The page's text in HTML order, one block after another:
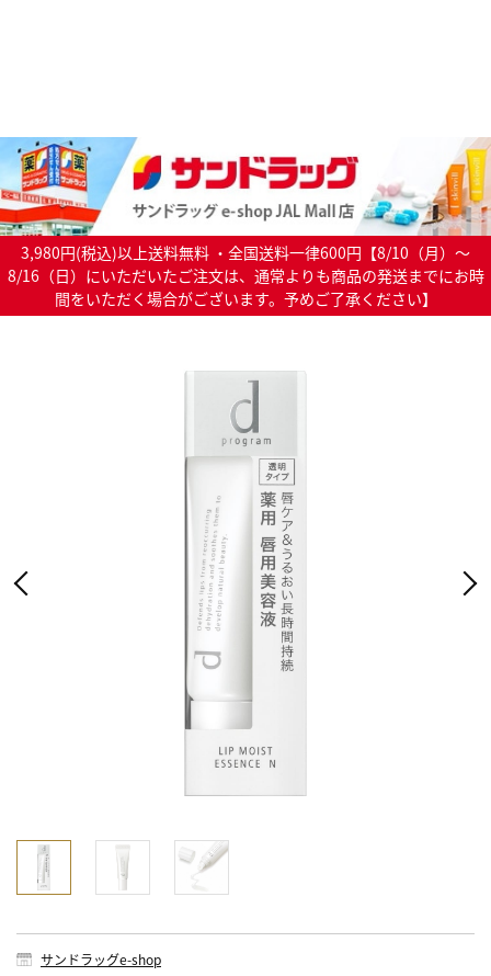
3,980円(税込)以上送料無料 ・全国送料一律600円【8/10（月）～
8/16（日）にいただいたご注文は、通常よりも商品の発送までにお時
間をいただく場合がございます。予めご了承ください】
サンドラッグe-shop